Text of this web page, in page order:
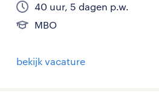
40 uur, 5 dagen p.w.
MBO
bekijk vacature